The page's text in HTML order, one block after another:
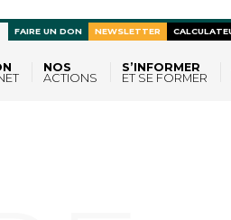
NOS
ACTIONS
S’INFORMER
ET SE FORMER
FAIRE UN DON NEWSLETTER